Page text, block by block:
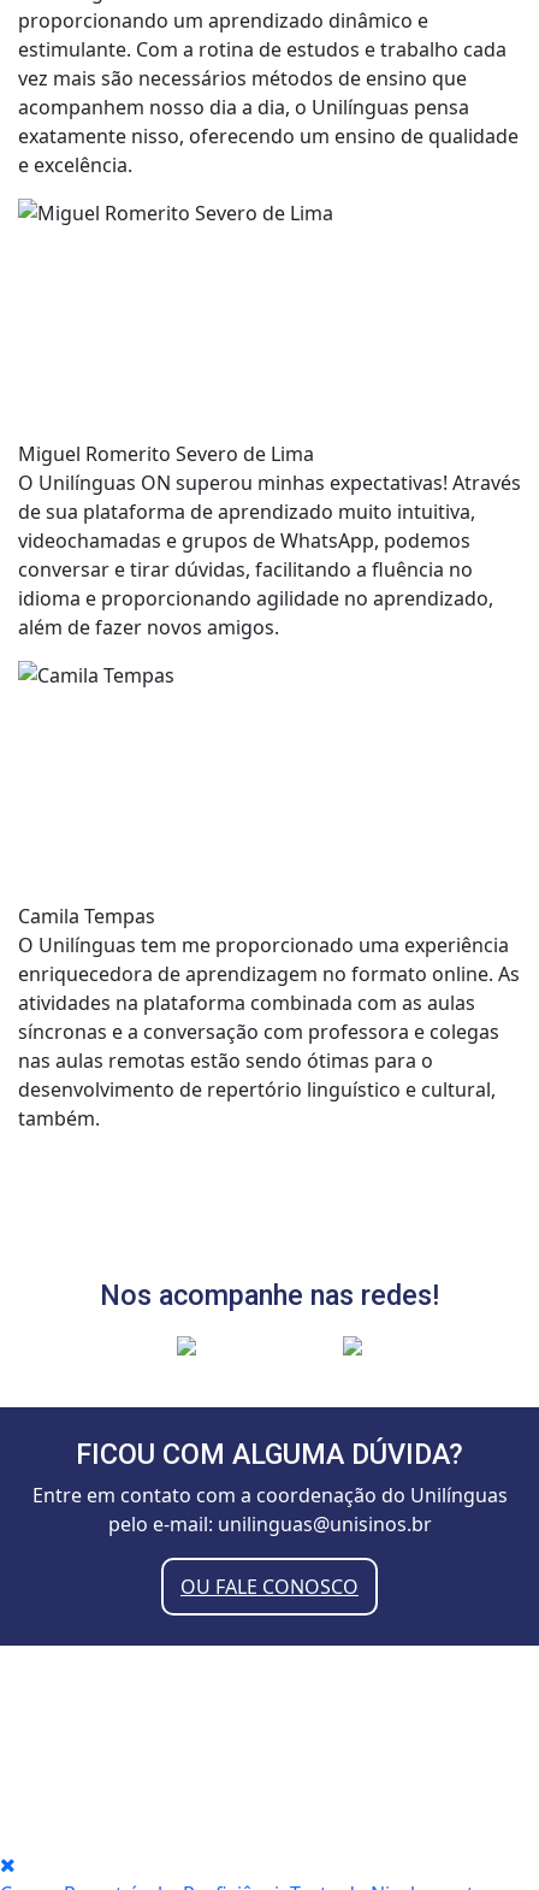
proporcionando um aprendizado dinâmico e
estimulante. Com a rotina de estudos e trabalho cada
vez mais são necessários métodos de ensino que
acompanhem nosso dia a dia, o Unilínguas pensa
exatamente nisso, oferecendo um ensino de qualidade
e excelência.
Miguel Romerito Severo de Lima
O Unilínguas ON superou minhas expectativas! Através
de sua plataforma de aprendizado muito intuitiva,
videochamadas e grupos de WhatsApp, podemos
conversar e tirar dúvidas, facilitando a fluência no
idioma e proporcionando agilidade no aprendizado,
além de fazer novos amigos.
Camila Tempas
O Unilínguas tem me proporcionado uma experiência
enriquecedora de aprendizagem no formato online. As
atividades na plataforma combinada com as aulas
síncronas e a conversação com professora e colegas
nas aulas remotas estão sendo ótimas para o
desenvolvimento de repertório linguístico e cultural,
também.
Nos acompanhe nas redes!
FICOU COM ALGUMA DÚVIDA?
Entre em contato com a coordenação do Unilínguas
pelo e-mail: unilinguas@unisinos.br
OU FALE CONOSCO